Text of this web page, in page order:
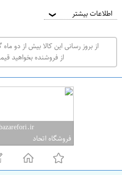
اطلاعات بیشتر ❯
از بروز رسانی این کالا بیش از دو
از فروشنده بخواهید
فروشگاه اتحاد